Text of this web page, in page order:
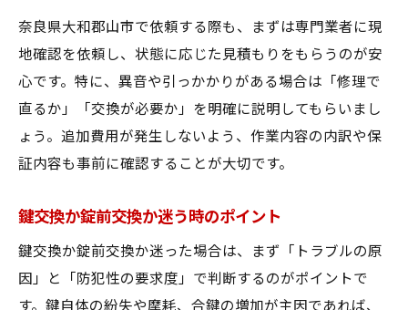
奈良県大和郡山市で依頼する際も、まずは専門業者に現
地確認を依頼し、状態に応じた見積もりをもらうのが安
心です。特に、異音や引っかかりがある場合は「修理で
直るか」「交換が必要か」を明確に説明してもらいまし
ょう。追加費用が発生しないよう、作業内容の内訳や保
証内容も事前に確認することが大切です。
鍵交換か錠前交換か迷う時のポイント
鍵交換か錠前交換か迷った場合は、まず「トラブルの原
因」と「防犯性の要求度」で判断するのがポイントで
す。鍵自体の紛失や摩耗、合鍵の増加が主因であれば、